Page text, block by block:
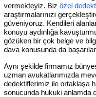
vermekteyiz. Biz özel
araştırmalarınızı
güveniyoruz. Kendileri
konuyu aydınlığa
gözüken bir çok belge ve
dava konusunda da
Aynı şekilde firmamız
uzman avukatlarımızda
dedektiflerimiz ile ortaklaşa
sonucunda hukuki anlamda